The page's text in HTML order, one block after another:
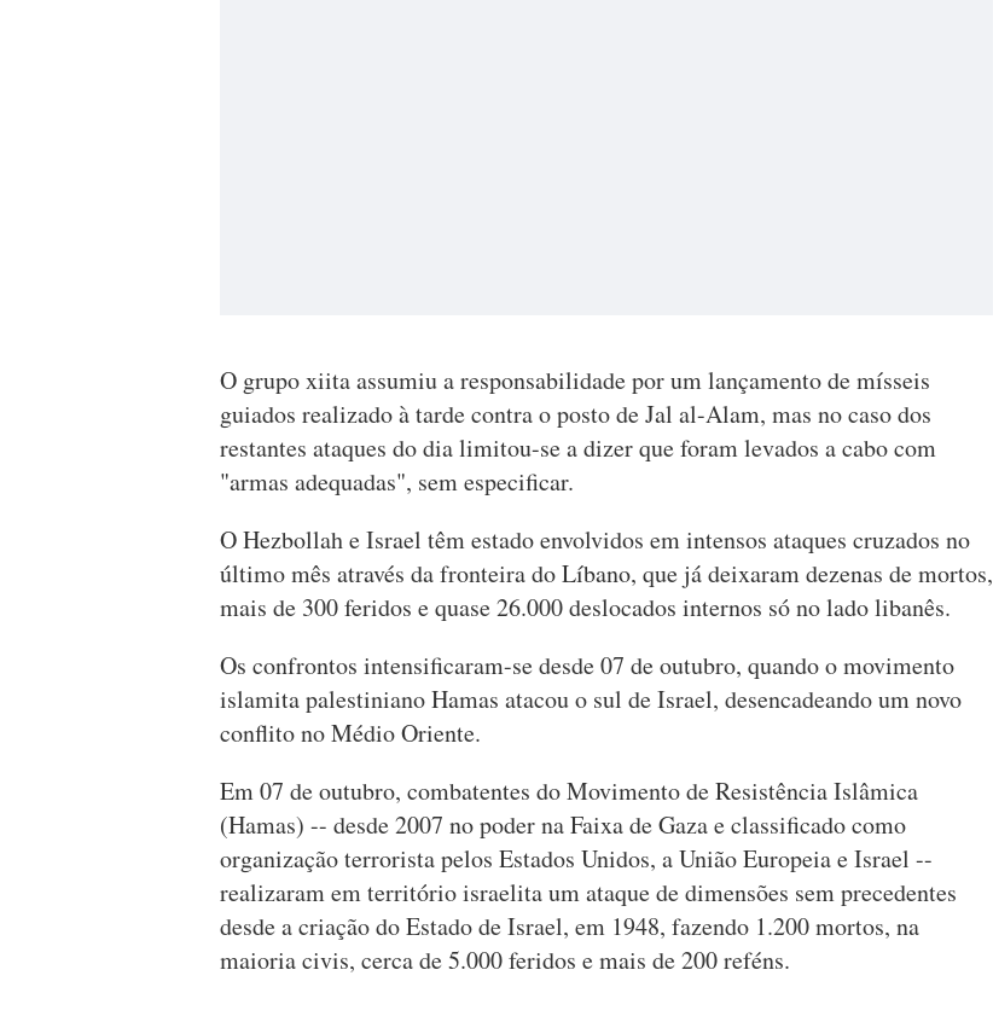
O grupo xiita assumiu a responsabilidade por um lançamento de mísseis
guiados realizado à tarde contra o posto de Jal al-Alam, mas no caso dos
restantes ataques do dia limitou-se a dizer que foram levados a cabo com
"armas adequadas", sem especificar.
O Hezbollah e Israel têm estado envolvidos em intensos ataques cruzados no
último mês através da fronteira do Líbano, que já deixaram dezenas de mortos,
mais de 300 feridos e quase 26.000 deslocados internos só no lado libanês.
Os confrontos intensificaram-se desde 07 de outubro, quando o movimento
islamita palestiniano Hamas atacou o sul de Israel, desencadeando um novo
conflito no Médio Oriente.
Em 07 de outubro, combatentes do Movimento de Resistência Islâmica
(Hamas) -- desde 2007 no poder na Faixa de Gaza e classificado como
organização terrorista pelos Estados Unidos, a União Europeia e Israel --
realizaram em território israelita um ataque de dimensões sem precedentes
desde a criação do Estado de Israel, em 1948, fazendo 1.200 mortos, na
maioria civis, cerca de 5.000 feridos e mais de 200 reféns.